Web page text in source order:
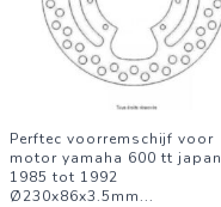
Perftec voorremschijf voor
motor yamaha 600 tt japan
1985 tot 1992
Ø230x86x3.5mm...